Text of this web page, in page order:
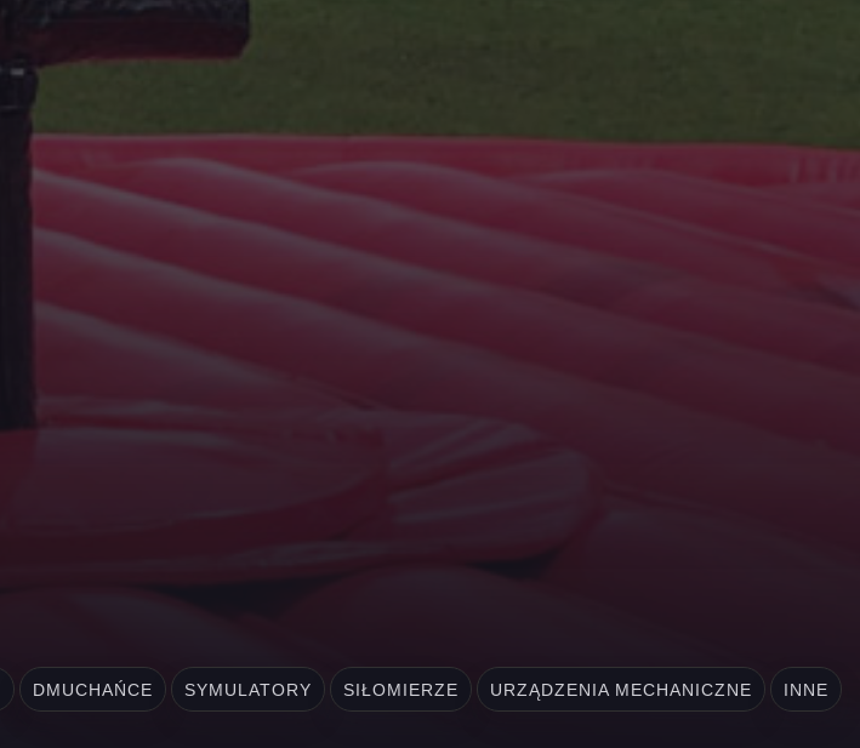
DMUCHAŃCE SYMULATORY SIŁOMIERZE URZĄDZENIA MECHANICZNE INNE